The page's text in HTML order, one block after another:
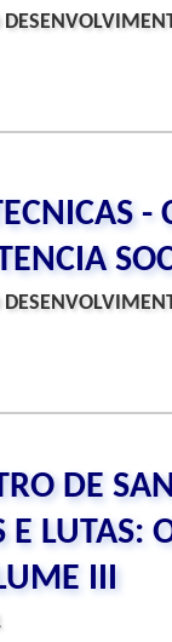
-
DE
LUTAS:
III